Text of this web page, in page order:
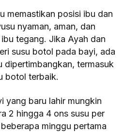
memastikan posisi ibu dan
nyaman, aman, dan
tegang. Jika Ayah dan
susu botol pada bayi, ada
dipertimbangkan, termasuk
botol terbaik.
yang baru lahir mungkin
2 hingga 4 ons susu per
minggu pertama